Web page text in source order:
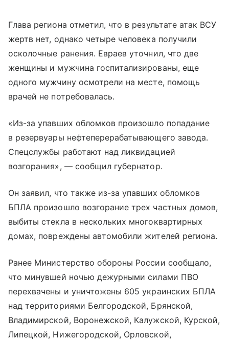
Глава региона отметил, что в результате атак ВСУ
жертв нет, однако четыре человека получили
осколочные ранения. Евраев уточнил, что две
женщины и мужчина госпитализированы, еще
одного мужчину осмотрели на месте, помощь
врачей не потребовалась.
«Из-за упавших обломков произошло попадание
в резервуары нефтеперерабатывающего завода.
Спецслужбы работают над ликвидацией
возгорания», — сообщил губернатор.
Он заявил, что также из-за упавших обломков
БПЛА произошло возгорание трех частных домов,
выбиты стекла в нескольких многоквартирных
домах, повреждены автомобили жителей региона.
Ранее Министерство обороны России сообщало,
что минувшей ночью дежурными силами ПВО
перехвачены и уничтожены 605 украинских БПЛА
над территориями Белгородской, Брянской,
Владимирской, Воронежской, Калужской, Курской,
Липецкой, Нижегородской, Орловской,